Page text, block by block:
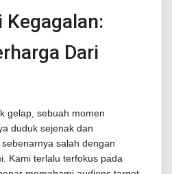
Kegagalan:
Dari
gelap, sebuah momen
duduk sejenak dan
salah dengan
Kami terlalu terfokus pada